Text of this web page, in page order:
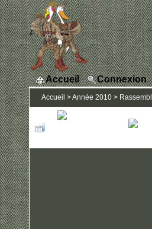
Accueil Connexion
Accueil >Année 2010 >